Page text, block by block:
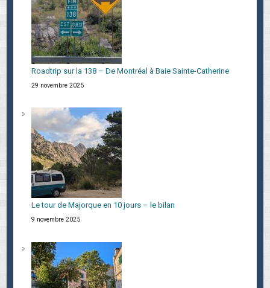
Roadtrip sur la 138 – De Montréal à Baie Sainte-Catherine
29 novembre 2025
Le tour de Majorque en 10 jours – le bilan
9 novembre 2025